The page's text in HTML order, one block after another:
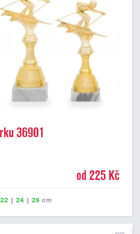
36901
od 225 Kč
22 | 24 | 26 cm